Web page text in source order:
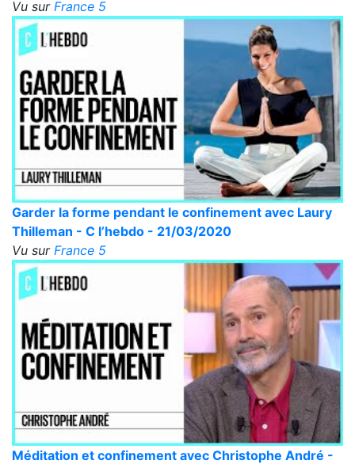
Vu sur France 5
Garder la forme pendant le confinement avec Laury
Thilleman - C l’hebdo - 21/03/2020
Vu sur France 5
Méditation et confinement avec Christophe André -